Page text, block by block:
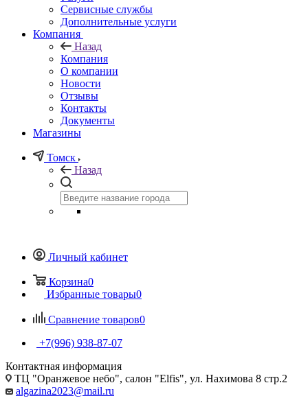
Сервисные службы
Дополнительные услуги
Компания
Назад
Компания
О компании
Новости
Отзывы
Контакты
Документы
Магазины
Томск
Назад
Личный кабинет
Корзина0
Избранные товары0
Сравнение товаров0
+7(996) 938-87-07
Контактная информация
ТЦ "Оранжевое небо", салон "Elfis", ул. Нахимова 8 стр.2
algazina2023@mail.ru